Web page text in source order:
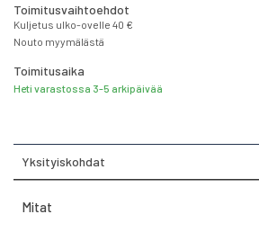
Toimitusvaihtoehdot
Kuljetus ulko-ovelle 40 €
Nouto myymälästä
Toimitusaika
Heti varastossa 3-5 arkipäivää
Yksityiskohdat
Mitat